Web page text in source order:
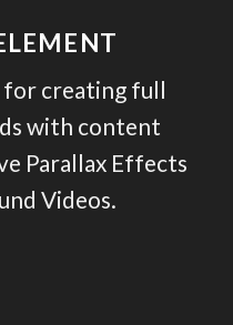
for creating full
with content
Parallax Effects
Videos.